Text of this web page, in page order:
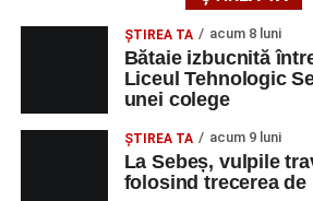
ŞTIREA TA acum 8 luni
Bătaie izbucnită
Liceul Tehnologic
unei colege
ŞTIREA TA acum 9 luni
La Sebeș, vulpile
folosind trecerea